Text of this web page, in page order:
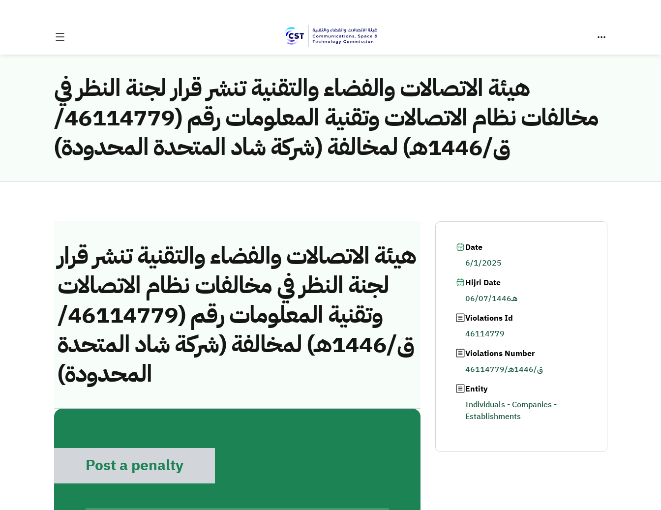
هيئة الاتصالات والفضاء والتقنية تنشر قرار لجنة النظر في
مخالفات نظام الاتصالات وتقنية المعلومات رقم (46114779/
ق/1446هـ) لمخالفة (شركة شاد المتحدة المحدودة)
هيئة الاتصالات والفضاء والتقنية تنشر قرار
لجنة النظر في مخالفات نظام الاتصالات
وتقنية المعلومات رقم (46114779/
ق/1446هـ) لمخالفة (شركة شاد المتحدة
المحدودة)
Post a penalty
Date
6/1/2025
Hijri Date
06/07/1446هـ
Violations Id
46114779
Violations Number
46114779/ق/1446هـ
Entity
Individuals - Companies -
Establishments